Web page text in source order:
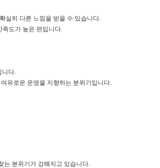
실히 다른 느낌을 받을 수 있습니다.
족도가 높은 편입니다.
니다.
유로운 운영을 지향하는 분위기입니다.
는 분위기가 강해지고 있습니다.